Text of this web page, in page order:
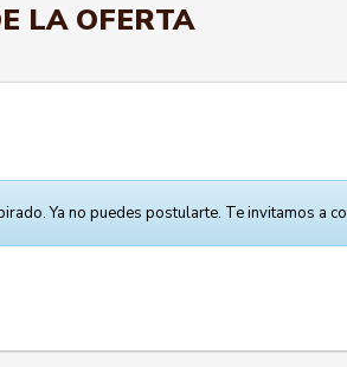
LA OFERTA
Ya no puedes postularte. Te invitamos a